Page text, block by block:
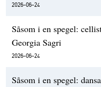
2026-06-24
Såsom i en spegel:
Georgia Sagri
2026-06-24
Såsom i en spegel: